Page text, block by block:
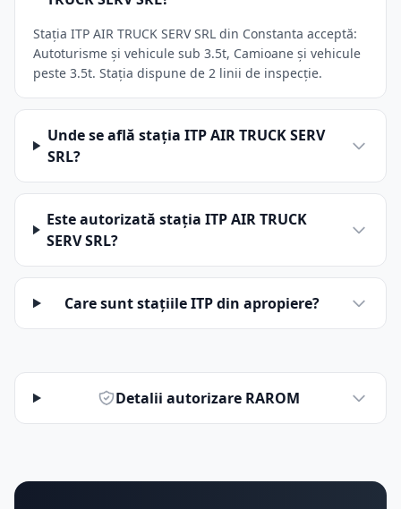
Stația ITP AIR TRUCK SERV SRL din Constanta acceptă:
Autoturisme și vehicule sub 3.5t, Camioane și vehicule
peste 3.5t. Stația dispune de 2 linii de inspecție.
Unde se află stația ITP AIR TRUCK SERV
SRL?
Este autorizată stația ITP AIR TRUCK
SERV SRL?
Care sunt stațiile ITP din apropiere?
Detalii autorizare RAROM